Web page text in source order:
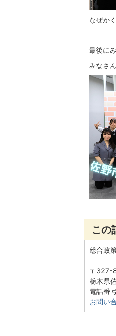
なぜか
最後に
みなさ
この
総合政
〒327-
栃木県
電話番
お問い